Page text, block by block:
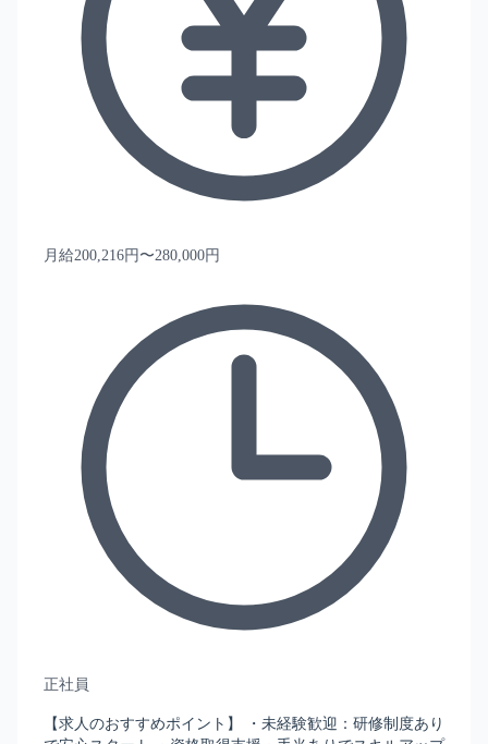
月給200,216円〜280,000円
正社員
【求人のおすすめポイント】 ・未経験歓迎：研修制度あり